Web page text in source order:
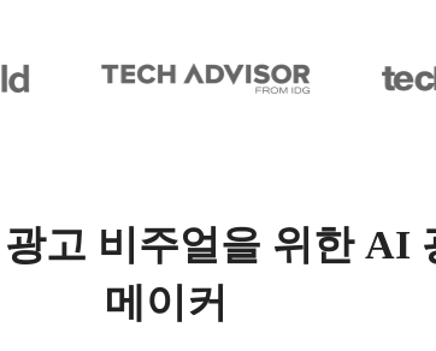
고 비주얼을 위한 AI
메이커